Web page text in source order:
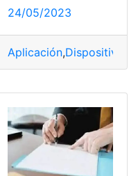
24/05/2023
Aplicación,Dispositivo